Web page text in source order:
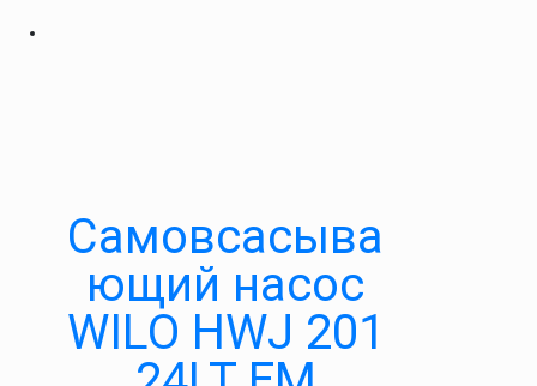
Самовсасыва
ющий насос
WILO HWJ 201